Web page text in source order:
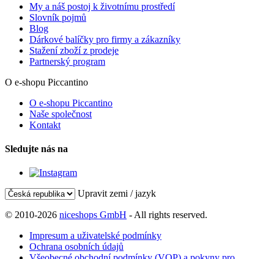
My a náš postoj k životnímu prostředí
Slovník pojmů
Blog
Dárkové balíčky pro firmy a zákazníky
Stažení zboží z prodeje
Partnerský program
O e-shopu Piccantino
O e-shopu Piccantino
Naše společnost
Kontakt
Sledujte nás na
Upravit zemi / jazyk
© 2010-2026 niceshops GmbH - All rights reserved.
Impresum a uživatelské podmínky
Ochrana osobních údajů